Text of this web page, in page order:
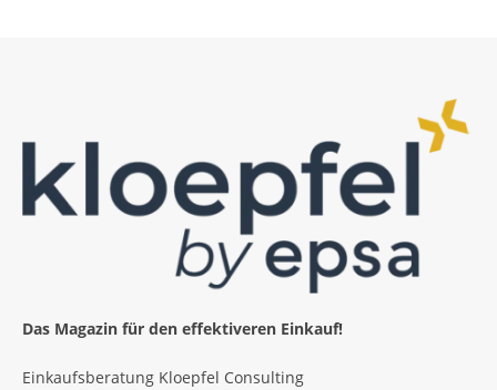
Das Magazin für den effektiveren Einkauf!
Einkaufsberatung Kloepfel Consulting